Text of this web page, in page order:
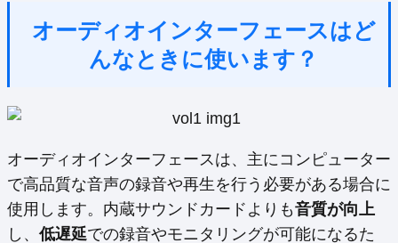
オーディオインターフェースはど
んなときに使います？
オーディオインターフェースは、主にコンピューター
で高品質な音声の録音や再生を行う必要がある場合に
使用します。内蔵サウンドカードよりも音質が向上
し、 低遅延での録音やモニタリングが可能になるた